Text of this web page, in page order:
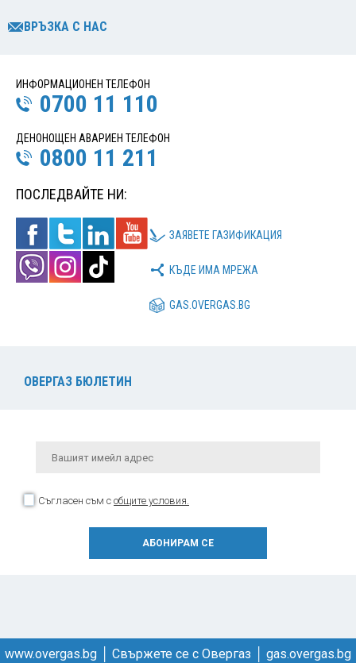
ВРЪЗКА С НАС
ИНФОРМАЦИОНЕН ТЕЛЕФОН
0700 11 110
ДЕНОНОЩЕН АВАРИЕН ТЕЛЕФОН
0800 11 211
ПОСЛЕДВАЙТЕ НИ:
ЗАЯВЕТЕ ГАЗИФИКАЦИЯ
КЪДЕ ИМА МРЕЖА
GAS.OVERGAS.BG
ОВЕРГАЗ БЮЛЕТИН
Съгласен съм с общите условия.
www.overgas.bg Свържете се с Овергаз gas.overgas.bg